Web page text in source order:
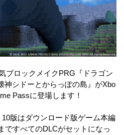
ブロックメイクPRG『ドラゴン
シドーとからっぽの島』がXbo
Passに登場します！
版はダウンロード版ゲーム本編
ですべてのDLCがセットになっ